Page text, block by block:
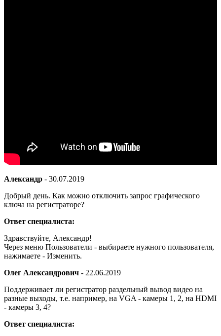
Александр - 30.07.2019
Добрый день. Как можно отключить запрос графического
ключа на регистраторе?
Ответ специалиста:
Здравствуйте, Александр!
Через меню Пользователи - выбираете нужного пользователя,
нажимаете - Изменить.
Олег Александрович - 22.06.2019
Поддерживает ли регистратор раздельный вывод видео на
разные выходы, т.е. например, на VGA - камеры 1, 2, на HDMI
- камеры 3, 4?
Ответ специалиста: